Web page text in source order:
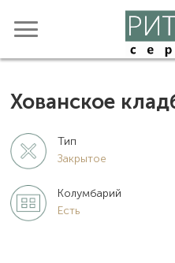
Хованское
Тип
Закрытое
Колумбарий
Есть